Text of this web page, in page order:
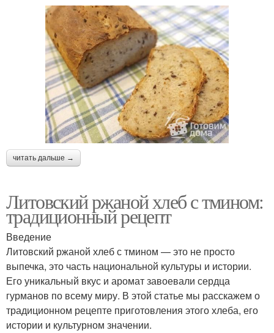
читать дальше →
Литовский ржаной хлеб с тмином:
традиционный рецепт
Введение
Литовский ржаной хлеб с тмином — это не просто
выпечка, это часть национальной культуры и истории.
Его уникальный вкус и аромат завоевали сердца
гурманов по всему миру. В этой статье мы расскажем о
традиционном рецепте приготовления этого хлеба, его
истории и культурном значении.